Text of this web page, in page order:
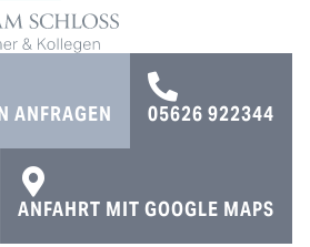
ANFRAGEN 05626 922344
ANFAHRT MIT GOOGLE MAPS